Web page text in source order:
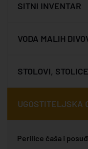
SITNI INVENTAR
VODA MALIH
STOLOVI,
UGOSTITELJSKA
Perilice čaša i